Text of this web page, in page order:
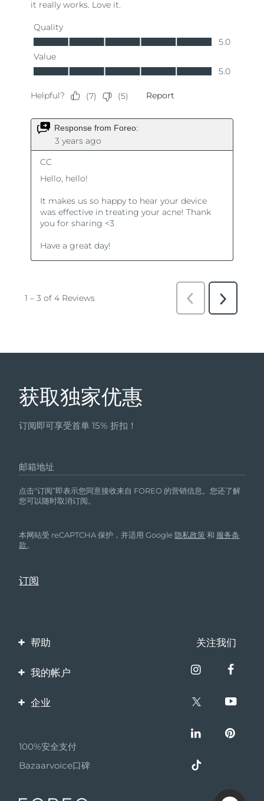
获取独家优惠
订阅即可享受首单 15% 折扣！
邮箱地址
点击“订阅”即表示您同意接收来自 FOREO 的营销信息。您还了解
您可以随时取消订阅。
本网站受 reCAPTCHA 保护，并适用 Google隐私政策 和 服务条
款。
帮助
联系我们
保修与退换货
关注我们
我的帐户
产品注册
企业
伙伴计划
联盟新闻
100%安全支付
Bazaarvoice口碑